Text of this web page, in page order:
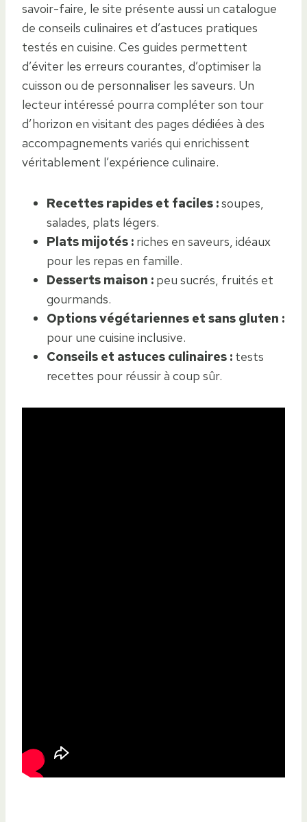
savoir-faire, le site présente aussi un catalogue
de conseils culinaires et d’astuces pratiques
testés en cuisine. Ces guides permettent
d’éviter les erreurs courantes, d’optimiser la
cuisson ou de personnaliser les saveurs. Un
lecteur intéressé pourra compléter son tour
d’horizon en visitant des pages dédiées à des
accompagnements variés qui enrichissent
véritablement l’expérience culinaire.
Recettes rapides et faciles :soupes,
salades, plats légers.
Plats mijotés : riches en saveurs, idéaux
pour les repas en famille.
Desserts maison : peu sucrés, fruités et
gourmands.
Options végétariennes et sans gluten :
pour une cuisine inclusive.
Conseils et astuces culinaires : tests
recettes pour réussir à coup sûr.